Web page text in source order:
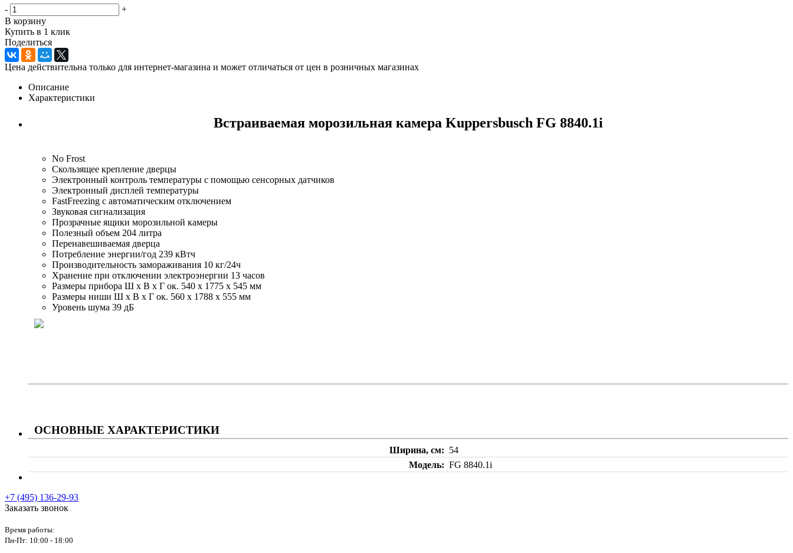
-
+
В корзину
Купить в 1 клик
Поделиться
Цена действительна только для интернет-магазина и может отличаться от цен в розничных магазинах
Описание
Характеристики
Встраиваемая морозильная камера Kuppersbusch FG 8840.1i
No Frost
Скользящее крепление дверцы
Электронный контроль температуры с помощью сенсорных датчиков
Электронный дисплей температуры
FastFreezing с автоматическим отключением
Звуковая сигнализация
Прозрачные ящики морозильной камеры
Полезный объем 204 литра
Перенавешиваемая дверца
Потребление энергии/год 239 кВтч
Производительность замораживания 10 кг/24ч
Хранение при отключении электроэнергии 13 часов
Размеры прибора Ш x В x Г ок. 540 х 1775 х 545 мм
Размеры ниши Ш x В x Г ок. 560 х 1788 х 555 мм
Уровень шума 39 дБ
ОСНОВНЫЕ ХАРАКТЕРИСТИКИ
Ширина, см
54
Модель
FG 8840.1i
+7 (495) 136-29-93
Заказать звонок
Время работы:
Пн-Пт: 10:00 - 18:00